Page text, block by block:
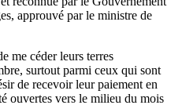
approuvé par le ministre de
me céder leurs terres
surtout parmi ceux qui sont
de recevoir leur paiement en
ouvertes vers le milieu du mois